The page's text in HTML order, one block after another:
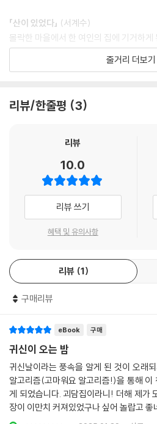
입을 다물고 참으라는 거야?”
--- 「창백한 눈송이들」 중에서
“‘예쁜 아이구나, 너무 예뻐, 왜 너는 예쁘
딸 할래? 내 아들이 널 좋아한단다, 잘해
는 말들이 나를 향해 칼처럼 찔렀다. 형체
--- 「주인 잃은 혼례복」 중에서
“거품에게 상호작용을 시도해 보았다는
없었다. 다들 거품은 무미건조하며 자아라
는 게, 앉아 있는 게, 그저 존재하는 게 전
인다 한들 어떡해야 하지? 그런다고 바뀌
아야만 했다. 그렇지 않고선 미칠 것만 같
--- 「시간의 거품」 중에서
“모친은 집안에 살귀(殺鬼)가 맴돈다는
고 받아왔을 부적은 가리가리 찢겨졌다. 부
서 적극적으로 이용하는, 일종의 전략이었
고도 하지 않았다. 무녀가 말한 살귀 때문
전히 아팠고, 나아질 기미를 보이지 않았
--- 「풀각시」 중에서
「산이 있었다」 (서계수)
몰락한 마을에서 한 여인의 집에 기거하게
사실은 산이었다는 여인의 말을 듣고 비
될까 하여 가만히 듣던 나는 귀신날 당시
「창백한 눈송이들」(전혜진)
은 유진의 목격담을 무시할 뿐 아니라 귀
「주인 잃은 혼례복」(김청귤)
다정하고 우아한 아씨가 아니었다면 몸종
질 수 있었을까. 아씨에 대한 사랑은 깊어
인을 해야 할 처지가 되고 두 사람은 독녀
「시간의 거품」
(이하진)
기존의 빛과 판이한 성질을 가진 ‘새로운
했고 사람들은 이를 ‘거품’이라 부르다가
도 익숙해졌지만, 거품이 죽음을 이끈다는
증폭된다.
「풀각시」(김이삭)
집안의 비밀스러운 과거를 알지 못한 채
머니의 친정으로 모시고 간 나는 넓은 고택
다. 손으로 매어 만든 풀각시를 놓지 않는
줄거리 더보기
리뷰/한줄평 3
리뷰
10.0
리뷰 쓰기
혜택 및 유의사항
리뷰 1
구매리뷰
eBook 구매
귀신이 오는 밤
귀신날이라는 풍속을 알게 된 것이 오래
알고리즘(고마워요 알고리즘!)을 통해 이
게 되었습니다. 괴담집이라니! 더해 제가
장이 이만치 커져있었구나 싶어 놀랍고 좋